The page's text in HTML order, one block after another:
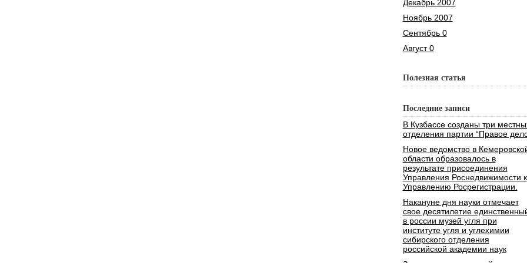
Декабрь 2007
Ноябрь 2007
Сентябрь 0
Август 0
Полезная статья
Последние записи
В Кузбассе созданы три
отделения партии “Правое
Новое ведомство в
области образовалось в
результате присоединения
Управления Роснедвижимости к
Управлению Росрегистрации.
Накануне дня науки отмечает
свое десятилетие
в россии музей угля при
институте угля и углехимии
сибирского отделения
российской академии наук